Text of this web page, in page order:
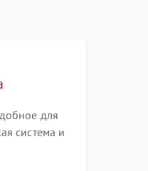
для
система и